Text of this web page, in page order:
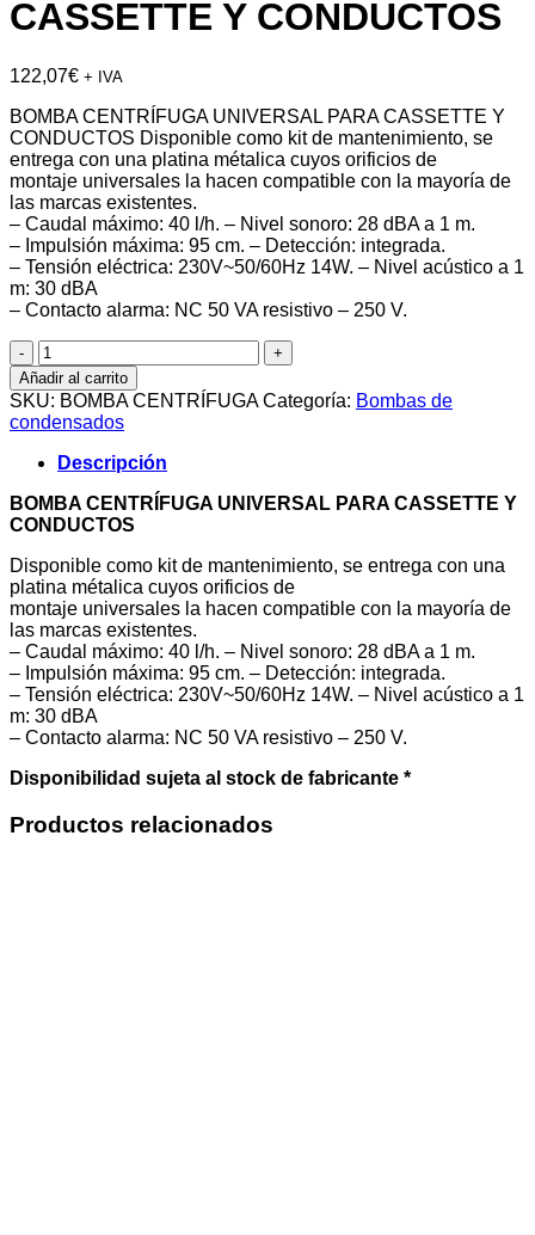
CASSETTE Y CONDUCTOS
122,07€ + IVA
BOMBA CENTRÍFUGA UNIVERSAL PARA CASSETTE Y
CONDUCTOS Disponible como kit de mantenimiento, se
entrega con una platina métalica cuyos orificios de
montaje universales la hacen compatible con la mayoría de
las marcas existentes.
– Caudal máximo: 40 l/h. – Nivel sonoro: 28 dBA a 1 m.
– Impulsión máxima: 95 cm. – Detección: integrada.
– Tensión eléctrica: 230V~50/60Hz 14W. – Nivel acústico a 1
m: 30 dBA
– Contacto alarma: NC 50 VA resistivo – 250 V.
BOMBA
CENTRÍFUGA
UNIVERSAL
PARA
CASSETTE
Y
CONDUCTOS
cantidad
Añadir al carrito
SKU: BOMBA CENTRÍFUGA Categoría: Bombas de
condensados
Descripción
BOMBA CENTRÍFUGA UNIVERSAL PARA CASSETTE Y
CONDUCTOS
Disponible como kit de mantenimiento, se entrega con una
platina métalica cuyos orificios de
montaje universales la hacen compatible con la mayoría de
las marcas existentes.
– Caudal máximo: 40 l/h. – Nivel sonoro: 28 dBA a 1 m.
– Impulsión máxima: 95 cm. – Detección: integrada.
– Tensión eléctrica: 230V~50/60Hz 14W. – Nivel acústico a 1
m: 30 dBA
– Contacto alarma: NC 50 VA resistivo – 250 V.
Disponibilidad sujeta al stock de fabricante *
Productos relacionados